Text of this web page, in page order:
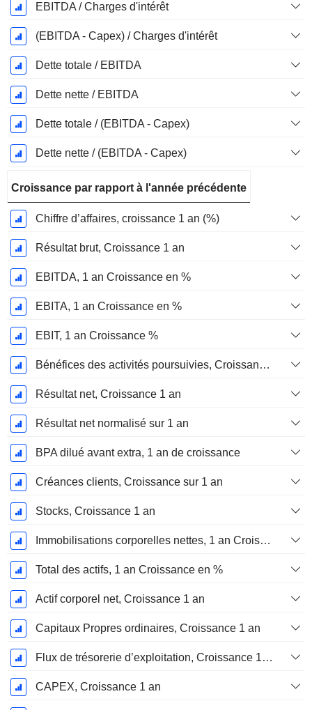
EBITDA / Charges d'intérêt
(EBITDA - Capex) / Charges d'intérêt
Dette totale / EBITDA
Dette nette / EBITDA
Dette totale / (EBITDA - Capex)
Dette nette / (EBITDA - Capex)
Croissance par rapport à l'année précédente
Chiffre d’affaires, croissance 1 an (%)
Résultat brut, Croissance 1 an
EBITDA, 1 an Croissance en %
EBITA, 1 an Croissance en %
EBIT, 1 an Croissance %
Bénéfices des activités poursuivies, Croissance 1 an
Résultat net, Croissance 1 an
Résultat net normalisé sur 1 an
BPA dilué avant extra, 1 an de croissance
Créances clients, Croissance sur 1 an
Stocks, Croissance 1 an
Immobilisations corporelles nettes, 1 an Croissance
Total des actifs, 1 an Croissance en %
Actif corporel net, Croissance 1 an
Capitaux Propres ordinaires, Croissance 1 an
Flux de trésorerie d’exploitation, Croissance 1 an
CAPEX, Croissance 1 an